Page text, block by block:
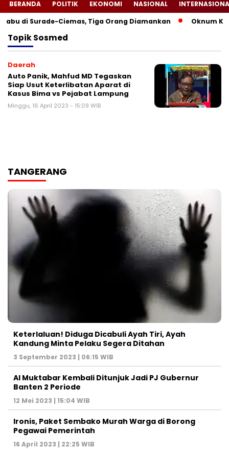
BERANDA POLITIK EKONOMI NASIONAL
di Surade-Ciemas, Tiga Orang Diamankan
Oknum
TopikSosmed
Daerah
Auto Panik, Mahfud MD Tegaskan
Siap Usut Keterlibatan Aparat di
Kasus Bima vs Pejabat Lampung
Minggu, 16 April 2023 - 15:09 WIB
TANGERANG
Keterlaluan! Diduga Dicabuli Ayah Tiri, Ayah
Kandung Minta Pelaku Segera Ditahan
3 September 2023 | 06:15 WIB
Al Muktabar Kembali Ditunjuk Jadi PJ Gubernur
Banten 2 Periode
12 Mei 2023 | 15:04 WIB
Ironis, Paket Sembako Murah Warga di Borong
Pegawai Pemerintah
16 April 2023 | 22:25 WIB